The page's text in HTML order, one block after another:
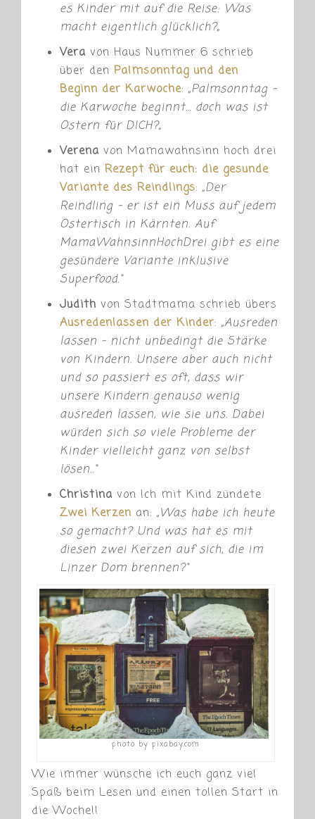
es Kinder mit auf die Reise: Was
macht eigentlich glücklich?„
Vera von Haus Nummer 6 schrieb
über den Palmsonntag und den
Beginn der Karwoche:„Palmsonntag –
die Karwoche beginnt… doch was ist
Ostern für DICH?„
Verena von Mamawahnsinn hoch drei
hat ein Rezept für euch: die gesunde
Variante des Reindlings:„Der
Reindling – er ist ein Muss auf jedem
Ostertisch in Kärnten. Auf
MamaWahnsinnHochDrei gibt es eine
gesündere Variante inklusive
Superfood.“
Judith von Stadtmama schrieb übers
Ausredenlassen der Kinder:„Ausreden
lassen – nicht unbedingt die Stärke
von Kindern. Unsere aber auch nicht
und so passiert es oft, dass wir
unsere Kindern genauso wenig
ausreden lassen, wie sie uns. Dabei
würden sich so viele Probleme der
Kinder vielleicht ganz von selbst
lösen..“
Christina von Ich mit Kind zündete
Zwei Kerzen an:„Was habe ich heute
so gemacht? Und was hat es mit
diesen zwei Kerzen auf sich, die im
Linzer Dom brennen?“
photo by pixabay.com
Wie immer wünsche ich euch ganz viel
Spaß beim Lesen und einen tollen Start in
die Woche!!